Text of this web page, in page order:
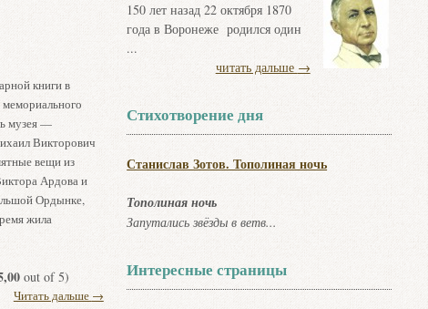
книги в
музея —
Викторович
вещи из
Ардова и
Ордынке,
жила
out of 5)
Читать дальше →
150 лет назад 22 октября 1870
года в Воронеже родился один
...
читать дальше →
Стихотворение дня
Станислав Зотов. Тополиная ночь
Тополиная ночь
Запутались звёзды в ветв...
Интересные страницы